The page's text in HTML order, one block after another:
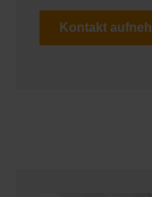
Kontakt